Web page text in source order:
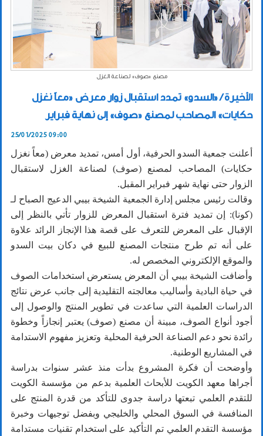
مصنع «صوف» لصناعة الغزل
الأخيرة / «السدو» تمدد استقبال زوار معرض «معاً نغزل
حكايات» المصاحب لمصنع «صوف» إلى نهاية فبراير
25/01/2025 09:00
أعلنت جمعية السدو الحرفية، أول أمس، تمديد معرض (معاً نغزل
حكايات) المصاحب لمصنع (صوف) لصناعة الغزل لاستقبال
الزوار حتى نهاية شهر فبراير المقبل.
وقالت رئيس مجلس إدارة الجمعية الشيخة بيبي الدعيج الصباح لـ
(كونا): إن تمديد فترة استقبال المعرض للزوار تأتي بالنظر إلى
الإقبال على المعرض للتعرف على قصة هذا الإنجاز الرائد علاوة
على أنه تم طرح منتجات المصنع للبيع في دكان بيت السدو
والموقع الإلكتروني المخصص له.
وأضافت الشيخة بيبي أن المعرض يستعرض استخدامات الصوف
في حياة البادية وأساليب معالجته التقليدية إلى جانب عرض نتائج
الدراسات العلمية التي ساعدت في تطوير المنتج والوصول إلى
أجود أنواع الصوف، مبينة أن مصنع (صوف) يعتبر إنجازاً وخطوة
رائدة نحو دعم الصناعة الحرفية المحلية وتعزيز مفهوم الاستدامة
في المشاريع الوطنية.
وأوضحت أن فكرة المشروع بدأت منذ عشر سنوات بدراسة
أجراها معهد الكويت للأبحاث العلمية بدعم من مؤسسة الكويت
للتقدم العلمي تبعتها دراسة جدوى للتأكد من قدرة المنتج على
المنافسة في السوق المحلي والخليجي وبفضل توجيهات وخبرة
مؤسسة التقدم العلمي تم التأكيد على استخدام تقنيات مستدامة